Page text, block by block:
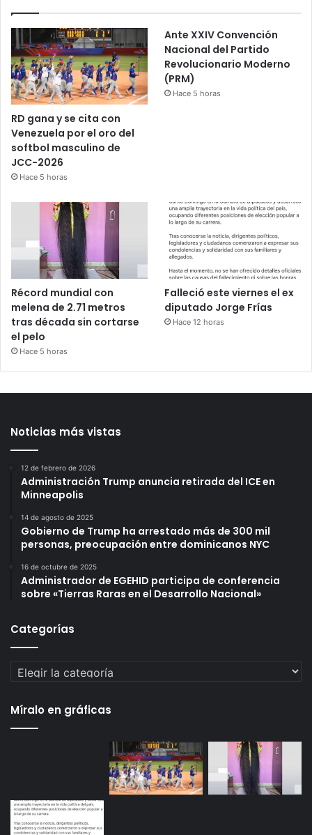
RD gana y se cita con
Venezuela por el oro del
softbol masculino de
JCC-2026
Hace 5 horas
Ante XXIV Convención
Nacional del Partido
Revolucionario Moderno
(PRM)
Hace 5 horas
Récord mundial con
melena de 2.71 metros
tras década sin cortarse
el pelo
Hace 5 horas
Falleció este viernes el ex
diputado Jorge Frías
Hace 12 horas
Noticias más vistas
12 de febrero de 2026
Administración Trump anuncia retirada del ICE en
Minneapolis
14 de agosto de 2025
Gobierno de Trump ha arrestado más de 300 mil
personas, preocupación entre dominicanos NYC
16 de octubre de 2025
Administrador de EGEHID participa de conferencia
sobre «Tierras Raras en el Desarrollo Nacional»
Categorías
Categorías
Míralo en gráficas